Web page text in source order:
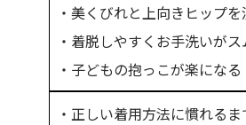
・美くびれと上向きヒップを
・着脱しやすくお手洗いがス
・子どもの抱っこが楽になる
・正しい着用方法に慣れる